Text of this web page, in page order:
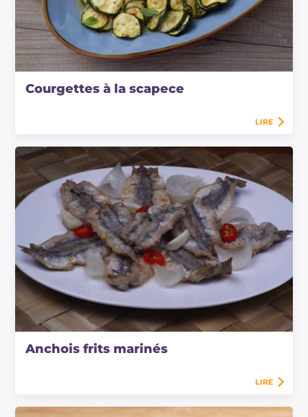
Courgettes à la scapece
LIRE
Anchois frits marinés
LIRE